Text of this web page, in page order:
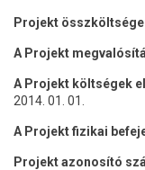
Projekt
A Projekt
A Projekt költségek
2014. 01. 01.
A Projekt fizikai
Projekt azonosító